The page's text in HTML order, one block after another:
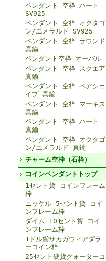
ペンダント 空枠 ハート
SV925
ペンダント 空枠 オクタゴ
ン/エメラルド SV925
ペンダント 空枠 ラウンド
真鍮
ペンダント空枠 オーバル
ペンダント 空枠 スクエア
真鍮
ペンダント 空枠 ペアシェ
イプ 真鍮
ペンダント 空枠 マーキス
真鍮
ペンダント 空枠 ハート
真鍮
ペンダント 空枠 オクタゴ
ン/エメラルド 真鍮
チャーム空枠（石枠）
コインペンダントトップ
1セント貨 コインフレーム
枠
ニッケル 5セント貨 コイ
ンフレーム枠
ダイム 10セント貨 コイ
ンフレーム枠
1ドル貨サカガウィアダラ
ーコイン枠
25セント硬貨クォーターコ